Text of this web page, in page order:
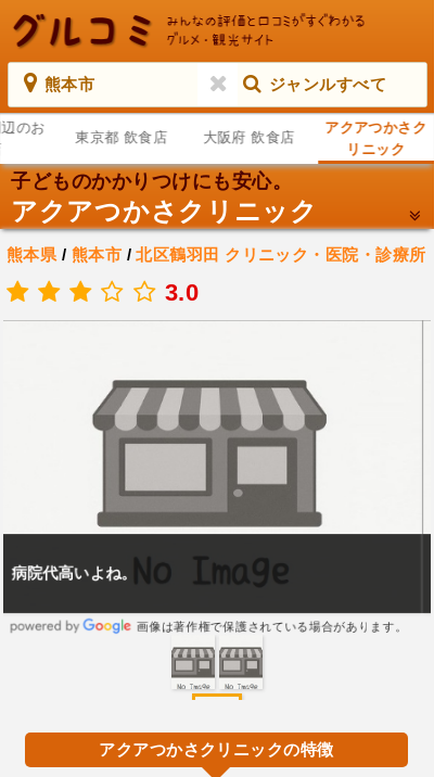
熊本市 ジャンルすべて
のお
東京都 飲食店 大阪府 飲食店
アクアつかさク
リニック
子どものかかりつけにも安心。
アクアつかさクリニック
熊本県 / 熊本市 /北区鶴羽田 クリニック・医院・診療所
.
3.0
近所の為、コロナの予防注射で初めて行きました。
画像は著作権で保護されている場合があります。
アクアつかさクリニックの特徴